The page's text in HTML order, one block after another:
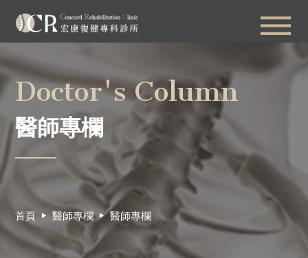
Doctor's Column
醫師專欄
首頁 醫師專欄 醫師專欄